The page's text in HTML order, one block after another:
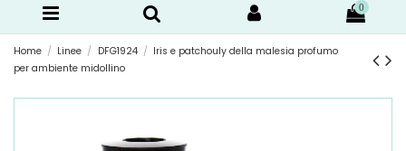
0
Home Linee DFG1924
Iris e patchouly della malesia profumo
per ambiente midollino